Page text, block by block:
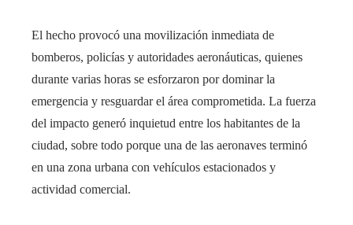
El hecho provocó una movilización inmediata de
bomberos, policías y autoridades aeronáuticas, quienes
durante varias horas se esforzaron por dominar la
emergencia y resguardar el área comprometida. La fuerza
del impacto generó inquietud entre los habitantes de la
ciudad, sobre todo porque una de las aeronaves terminó
en una zona urbana con vehículos estacionados y
actividad comercial.